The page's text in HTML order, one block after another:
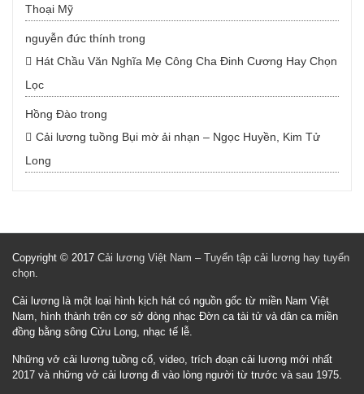
Thoại Mỹ
nguyễn đức thính trong
Hát Chầu Văn Nghĩa Mẹ Công Cha Đinh Cương Hay Chọn
Lọc
Hồng Đào trong
Cải lương tuồng Bụi mờ ải nhạn – Ngọc Huyền, Kim Tử
Long
Copyright © 2017 Cải lương Việt Nam – Tuyển tập cải lương hay tuyển
chọn.
Cải lương là một loại hình kịch hát có nguồn gốc từ miền Nam Việt
Nam, hình thành trên cơ sở dòng nhạc Đờn ca tài tử và dân ca miền
đồng bằng sông Cửu Long, nhạc tế lễ.
Những vở cải lương tuồng cổ, video, trích đoạn cải lương mới nhất
2017 và những vở cải lương đi vào lòng người từ trước và sau 1975.